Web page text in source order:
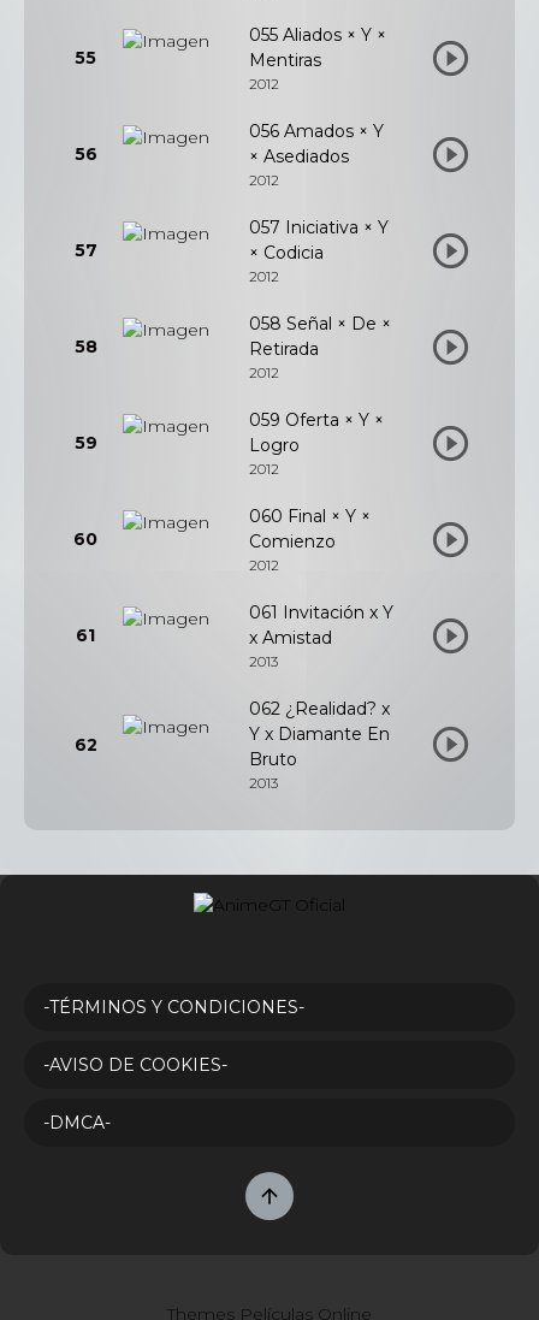
55
055 Aliados × Y ×
Mentiras
2012
56
056 Amados × Y
× Asediados
2012
57
057 Iniciativa × Y
× Codicia
2012
58
058 Señal × De ×
Retirada
2012
59
059 Oferta × Y ×
Logro
2012
60
060 Final × Y ×
Comienzo
2012
61
061 Invitación x Y
x Amistad
2013
62
062 ¿Realidad? x
Y x Diamante En
Bruto
2013
-TÉRMINOS Y CONDICIONES-
-AVISO DE COOKIES-
-DMCA-
Themes Películas Online